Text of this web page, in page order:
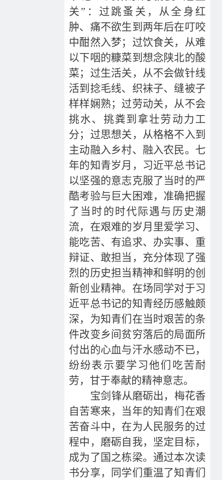
关”：过跳蚤关，从全身红
肿、痛不欲生到两年后在叮咬
中酣然入梦；过饮食关，从难
以下咽的糠菜到想念陕北的酸
菜；过生活关，从不会做针线
活到捻毛线、织袜子、缝被子
样样娴熟；过劳动关，从不会
挑水、挑粪到拿壮劳动力工
分；过思想关，从格格不入到
主动融入乡村、融入农民。七
年的知青岁月，习近平总书记
以坚强的意志克服了当时的严
酷考验与巨大困难，准确把握
了当时的时代际遇与历史潮
流，在艰难的岁月里爱学习、
能吃苦、有追求、办实事、重
辩证、敢担当，充分体现了强
烈的历史担当精神和鲜明的创
新创业精神。在场同学对于习
近平总书记的知青经历感触颇
深，为知青们在当时艰苦的条
件改变乡间贫穷落后的局面所
付出的心血与汗水感动不已，
纷纷表示要学习他们吃苦耐
劳，甘于奉献的精神意志。
宝剑锋从磨砺出，梅花香
自苦寒来，当年的知青们在艰
苦奋斗中，在为人民服务的过
程中，磨砺自我，坚定目标，
成为了国之栋梁。通过本次读
书分享，同学们重温了知青们